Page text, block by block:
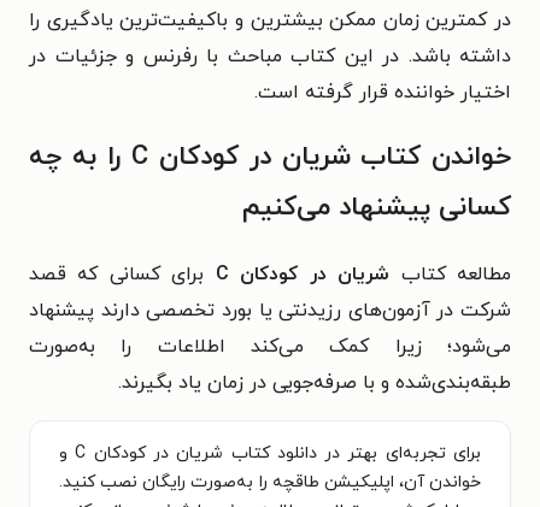
در کمترین زمان ممکن بیشترین و باکیفیت‌ترین یادگیری را
داشته باشد. در این کتاب مباحث با رفرنس و جزئیات در
اختیار خواننده قرار گرفته است.
خواندن کتاب شریان در کودکان C را به چه
کسانی پیشنهاد می‌کنیم
مطالعه کتاب شریان در کودکان C
برای کسانی که قصد
شرکت در آزمون‌های رزیدنتی یا بورد تخصصی دارند پیشنهاد
می‌شود؛ زیرا کمک می‌کند اطلاعات را به‌صورت
طبقه‌بندی‌شده و با صرفه‌جویی در زمان یاد بگیرند.
برای تجربه‌ای بهتر در دانلود کتاب شریان در کودکان C و
خواندن آن، اپلیکیشن طاقچه را به‌صورت رایگان نصب کنید.